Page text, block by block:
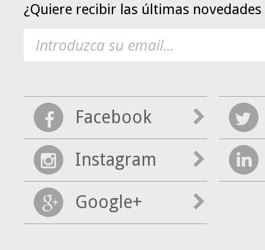
¿Quiere recibir las últimas
Facebook
Instagram
Google+